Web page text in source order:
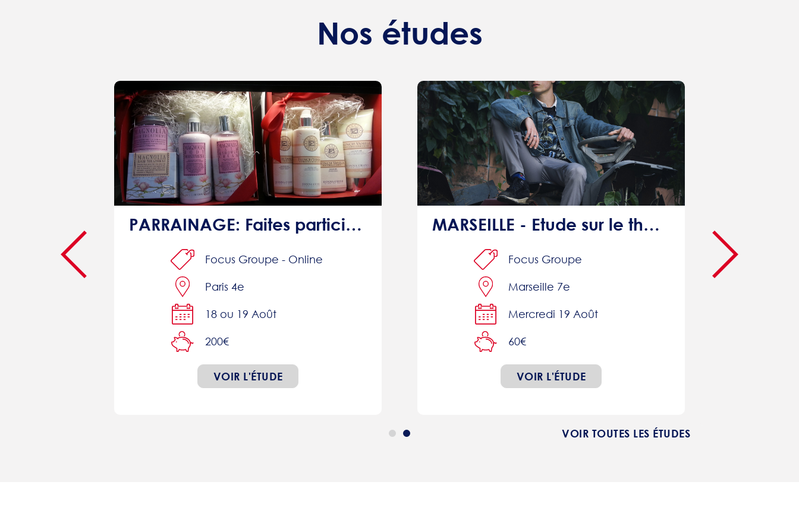
Nos études
PARRAINAGE: Faites participer votre entourage et recevez 15€
Focus Groupe - Online
Paris 4e
18 ou 19 Août
200€
VOIR L'ÉTUDE
MARSEILLE - Etude sur le thème des vêtements : 60€
Focus Groupe
Marseille 7e
Mercredi 19 Août
60€
VOIR L'ÉTUDE
VOIR TOUTES LES ÉTUDES